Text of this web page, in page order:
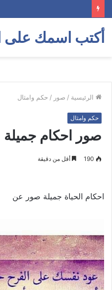
أكتب اسمك على
الرئيسية / صور / حكم وامثال
حكم وامثال
صور احكام جميلة
190 أقل من دقيقة
احكام الحياة جميلة صور عن